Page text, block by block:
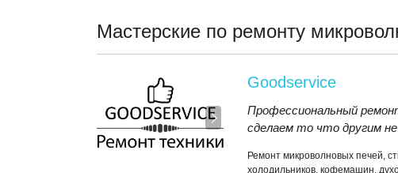
Мастерские по ремонту
Goodservice
Профессиональный
сделаем то что другим не
Ремонт микроволновых печей,
холодильников, кофемашин,